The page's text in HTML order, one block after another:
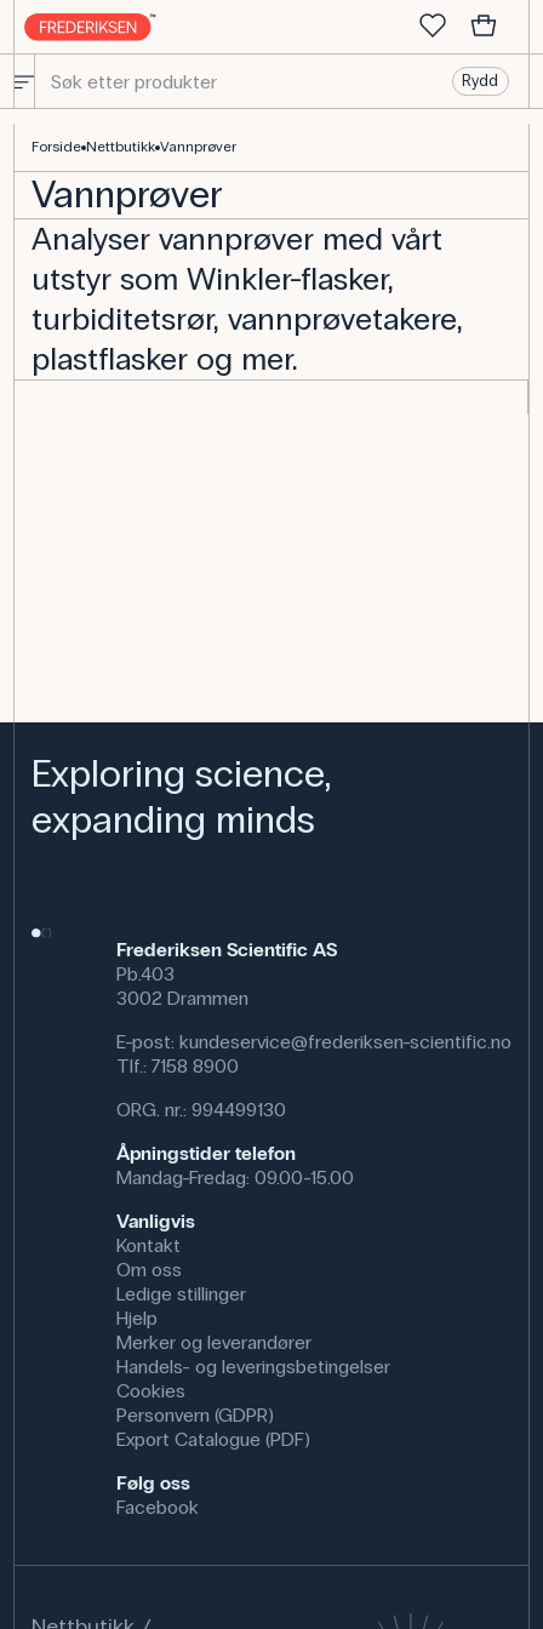
Rydd
Forside Nettbutikk Vannprøver
Vannprøver
Analyser vannprøver med vårt
utstyr som Winkler-flasker,
turbiditetsrør, vannprøvetakere,
plastflasker og mer.
Exploring science,
expanding minds
Frederiksen Scientific AS
Pb.403
3002 Drammen
E-post: kundeservice@frederiksen-scientific.no
Tlf.: 7158 8900
ORG. nr.: 994499130
Åpningstider telefon
Mandag-Fredag: 09.00-15.00
Vanligvis
Kontakt
Om oss
Ledige stillinger
Hjelp
Merker og leverandører
Handels- og leveringsbetingelser
Cookies
Personvern (GDPR)
Export Catalogue (PDF)
Følg oss
Facebook